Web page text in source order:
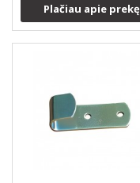
Plačiau apie prekę